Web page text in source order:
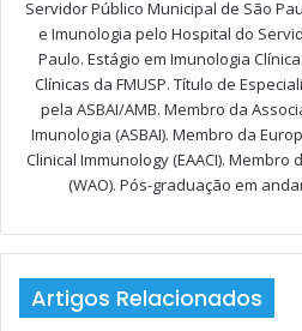
diretrizes internacionais, ela
aguda, com duração de até 6
(UC), se os sintomas
Dependendo do fator
ser dividido em variantes
bebês e crianças pequenas.
indicam que a prevalência e as
Servidor Público Municipal de São
e Imunologia pelo Hospital do
Paulo. Estágio em Imunologia
Clínicas da FMUSP. Título de
pela ASBAI/AMB. Membro da
Imunologia (ASBAI). Membro da
Clinical Immunology (EAACI).
(WAO). Pós-graduação em
Artigos Relacionados